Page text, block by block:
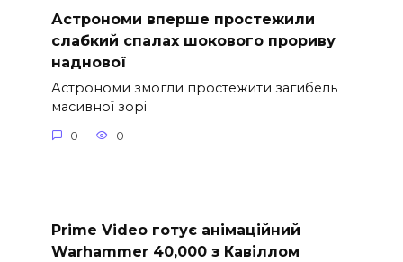
Астрономи вперше простежили
слабкий спалах шокового прориву
наднової
Астрономи змогли простежити загибель
масивної зорі
0 0
Prime Video готує анімаційний
Warhammer 40,000 з Кавіллом